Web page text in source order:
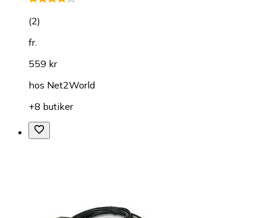
(2)
fr.
559 kr
hos Net2World
+8 butiker